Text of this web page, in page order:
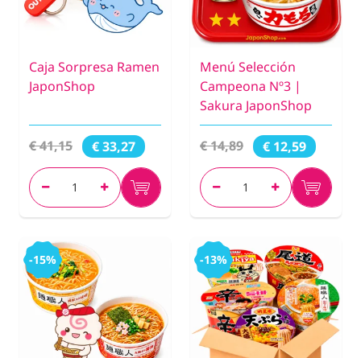
Caja Sorpresa Ramen
JaponShop
€ 41,15 € 33,27
Menú Selección
Campeona Nº3 |
Sakura JaponShop
€ 14,89 € 12,59
-15% -13%